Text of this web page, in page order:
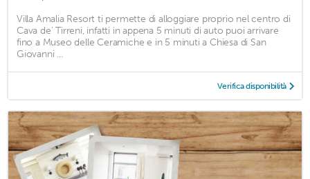
Villa Amalia Resort ti permette di alloggiare proprio nel centro di
Cava de' Tirreni, infatti in appena 5 minuti di auto puoi arrivare
fino a Museo delle Ceramiche e in 5 minuti a Chiesa di San
Giovanni ...
Verifica disponibilità